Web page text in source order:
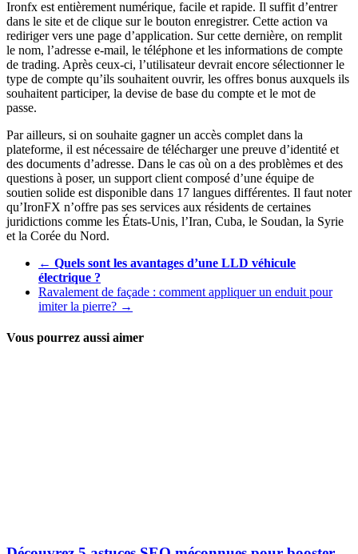
Ironfx est entièrement numérique, facile et rapide. Il suffit d’entrer
dans le site et de clique sur le bouton enregistrer. Cette action va
rediriger vers une page d’application. Sur cette dernière, on remplit
le nom, l’adresse e-mail, le téléphone et les informations de compte
de trading. Après ceux-ci, l’utilisateur devrait encore sélectionner le
type de compte qu’ils souhaitent ouvrir, les offres bonus auxquels ils
souhaitent participer, la devise de base du compte et le mot de
passe.
Par ailleurs, si on souhaite gagner un accès complet dans la
plateforme, il est nécessaire de télécharger une preuve d’identité et
des documents d’adresse. Dans le cas où on a des problèmes et des
questions à poser, un support client composé d’une équipe de
soutien solide est disponible dans 17 langues différentes. Il faut noter
qu’IronFX n’offre pas ses services aux résidents de certaines
juridictions comme les États-Unis, l’Iran, Cuba, le Soudan, la Syrie
et la Corée du Nord.
← Quels sont les avantages d’une LLD véhicule
électrique ?
Ravalement de façade : comment appliquer un enduit pour
imiter la pierre? →
Vous pourrez aussi aimer